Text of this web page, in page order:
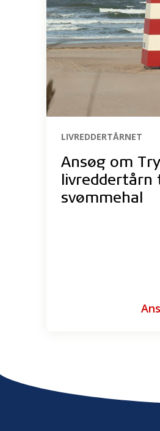
LIVREDDERTÅRNET
Ansøg om
livreddertårn
svømmehal